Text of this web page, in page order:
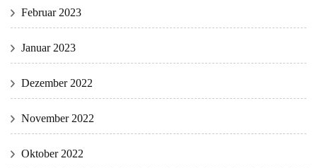
Februar 2023
Januar 2023
Dezember 2022
November 2022
Oktober 2022